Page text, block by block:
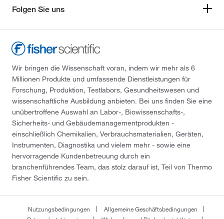
Folgen Sie uns
Wir bringen die Wissenschaft voran, indem wir mehr als 6
Millionen Produkte und umfassende Dienstleistungen für
Forschung, Produktion, Testlabors, Gesundheitswesen und
wissenschaftliche Ausbildung anbieten. Bei uns finden Sie eine
unübertroffene Auswahl an Labor-, Biowissenschafts-,
Sicherheits- und Gebäudemanagementprodukten -
einschließlich Chemikalien, Verbrauchsmaterialien, Geräten,
Instrumenten, Diagnostika und vielem mehr - sowie eine
hervorragende Kundenbetreuung durch ein
branchenführendes Team, das stolz darauf ist, Teil von Thermo
Fisher Scientific zu sein.
Nutzungsbedingungen
Allgemeine Geschäftsbedingungen